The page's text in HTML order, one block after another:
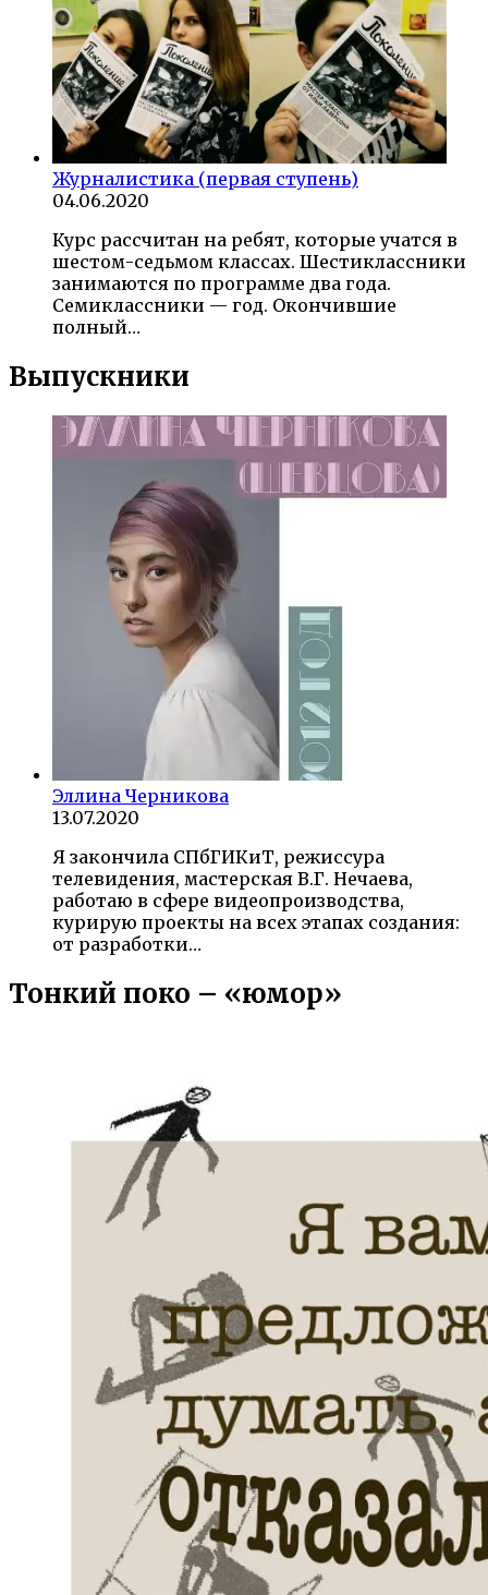
Журналистика (первая ступень)
04.06.2020
Курс рассчитан на ребят, которые учатся в
шестом-седьмом классах. Шестиклассники
занимаются по программе два года.
Семиклассники — год. Окончившие
полный…
Выпускники
Эллина Черникова
13.07.2020
Я закончила СПбГИКиТ, режиссура
телевидения, мастерская В.Г. Нечаева,
работаю в сфере видеопроизводства,
курирую проекты на всех этапах создания:
от разработки…
Тонкий поко – «юмор»